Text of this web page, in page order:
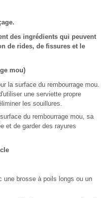
des ingrédients qui peuvent
de rides, de fissures et le
mou)
la surface du rembourrage mou.
une serviette propre
les souillures.
du rembourrage mou, sa
et de garder des rayures
une brosse à poils longs ou un